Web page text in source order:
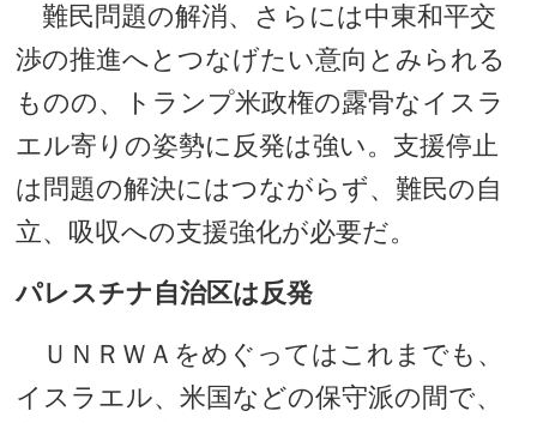
難民問題の解消、さらには中東和平交
渉の推進へとつなげたい意向とみられる
ものの、トランプ米政権の露骨なイスラ
エル寄りの姿勢に反発は強い。支援停止
は問題の解決にはつながらず、難民の自
立、吸収への支援強化が必要だ。
パレスチナ自治区は反発
ＵＮＲＷＡをめぐってはこれまでも、
イスラエル、米国などの保守派の間で、